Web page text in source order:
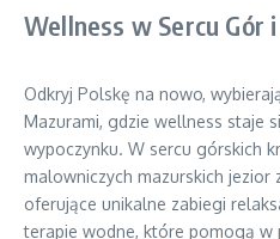
Wellness w Sercu Gór
Odkryj Polskę na nowo,
Mazurami, gdzie wellness staje
wypoczynku. W sercu górskich
malowniczych mazurskich jezior
oferujące unikalne zabiegi
terapie wodne, które pomogą w